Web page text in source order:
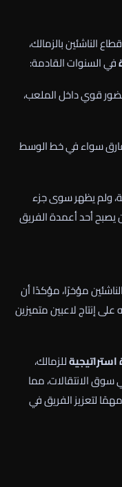
الناشئين بالزمالك،
في السنوات القادمة:
قوي داخل الملعب،
سواء في خط الوسط
ولم يظهر سوى جزء
يصبح أحد أعمدة الفريق
مؤخرًا، مؤكدًا أن
على إنتاج لاعبين متميزين
للزمالك،
الانتقالات، مما
لتعزيز الفريق في